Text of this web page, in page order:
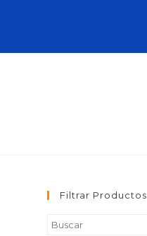
Filtrar Productos